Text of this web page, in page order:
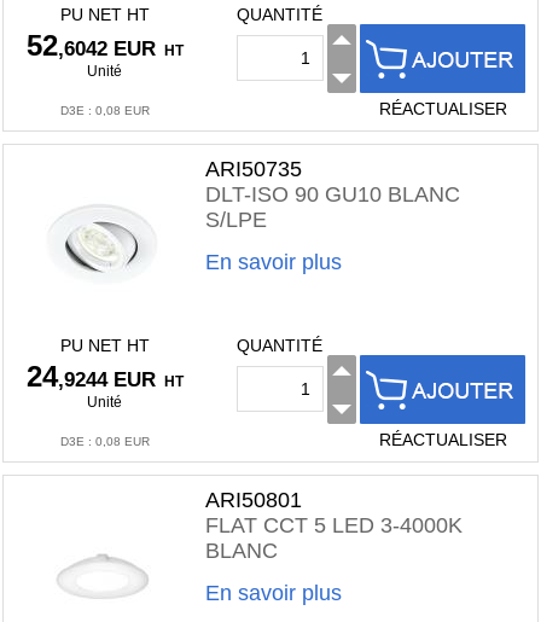
PU NET HT
52,6042 EUR
HT
Unité
D3E : 0,08 EUR
QUANTITÉ
RÉACTUALISER
ARI50735
DLT-ISO 90 GU10 BLANC
S/LPE
En savoir plus
PU NET HT
24,9244 EUR
HT
Unité
D3E : 0,08 EUR
QUANTITÉ
RÉACTUALISER
ARI50801
FLAT CCT 5 LED 3-4000K
BLANC
En savoir plus